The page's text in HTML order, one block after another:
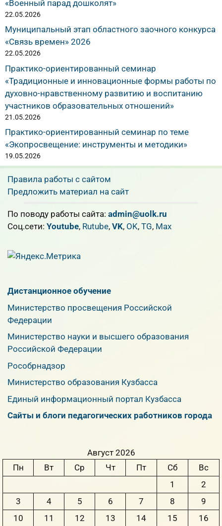
«Военный парад дошколят»
22.05.2026
Муниципальный этап областного заочного конкурса
«Связь времен» 2026
22.05.2026
Практико-ориентированный семинар
«Традиционные и инновационные формы работы по
духовно-нравственному развитию и воспитанию
участников образовательных отношений»
21.05.2026
Практико-ориентированный семинар по теме
«Экопросвещение: инструменты и методики»
19.05.2026
Правила работы с сайтом
Предложить материал на сайт
По поводу работы сайта: admin@uolk.ru
Cоц.сети: Youtube, Rutube, VK, OK, TG, Max
Дистанционное обучение
Министерство просвещения Российской
Федерации
Министерство науки и высшего образования
Российской Федерации
Рособрнадзор
Министерство образования Кузбасса
Единый информационный портал Кузбасса
Сайты и блоги педагогических работников города
Август 2026
Пн
Вт Ср Чт Пт Сб
Вс
1
2
3
4 5 6 7 8
9
10
11 12 13 14 15 16